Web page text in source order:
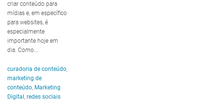
criar conteúdo para
mídias e, em específico
para websites, é
especialmente
importante hoje em
dia. Como...
curadoria de conteúdo,
marketing de
conteúdo, Marketing
Digital , redes sociais